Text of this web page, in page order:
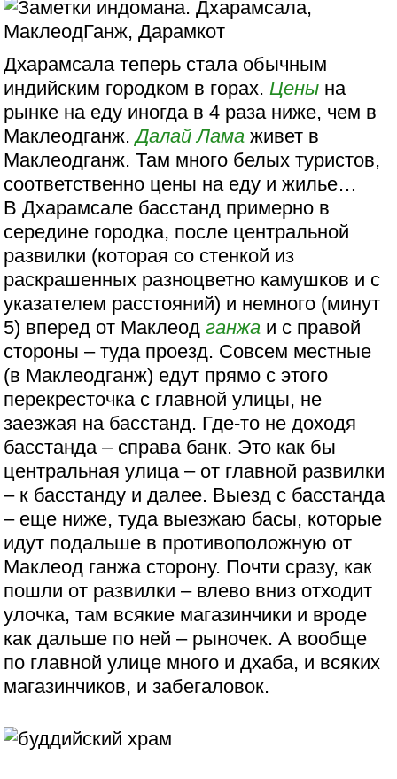
Дхарамсала теперь стала обычным
индийским городком в горах. Цены на
рынке на еду иногда в 4 раза ниже, чем в
Маклеодганж.Далай Лама живет в
Маклеодганж. Там много белых туристов,
соответственно цены на еду и жилье…
В Дхарамсале басстанд примерно в
середине городка, после центральной
развилки (которая со стенкой из
раскрашенных разноцветно камушков и с
указателем расстояний) и немного (минут
5) вперед от Маклеодганжа и с правой
стороны – туда проезд. Совсем местные
(в Маклеодганж) едут прямо с этого
перекресточка с главной улицы, не
заезжая на басстанд. Где-то не доходя
басстанда – справа банк. Это как бы
центральная улица – от главной развилки
– к басстанду и далее. Выезд с басстанда
– еще ниже, туда выезжаю басы, которые
идут подальше в противоположную от
Маклеод ганжа сторону. Почти сразу, как
пошли от развилки – влево вниз отходит
улочка, там всякие магазинчики и вроде
как дальше по ней – рыночек. А вообще
по главной улице много и дхаба, и всяких
магазинчиков, и забегаловок.